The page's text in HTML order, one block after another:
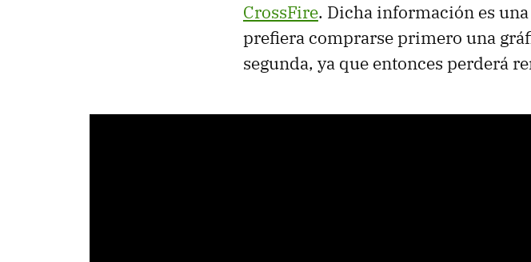
CrossFire. Dicha información es
prefiera comprarse primero una
segunda, ya que entonces perderá